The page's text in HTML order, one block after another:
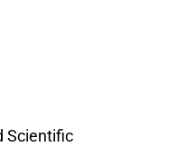
Scientific